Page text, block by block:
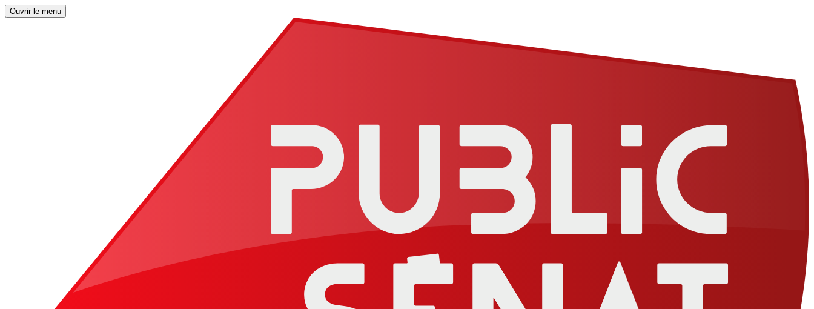
Ouvrir le menu